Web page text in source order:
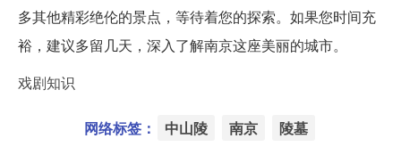
多其他精彩绝伦的景点，等待着您的探索。如果您时间充
裕，建议多留几天，深入了解南京这座美丽的城市。
戏剧知识
网络标签： 中山陵 南京 陵墓